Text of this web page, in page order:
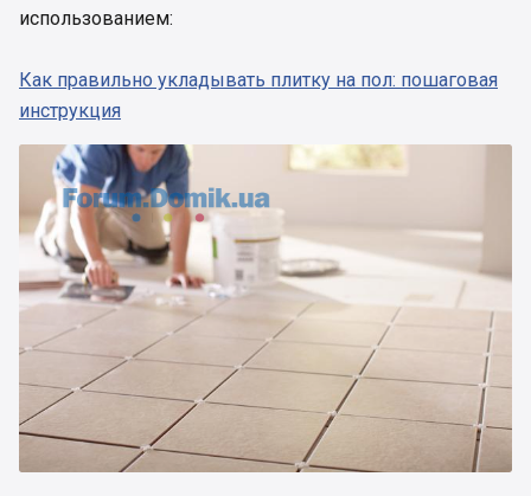
использованием:
Как правильно укладывать плитку на пол: пошаговая
инструкция